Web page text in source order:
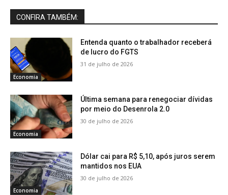
CONFIRA TAMBÉM:
Economia
Entenda quanto o trabalhador receberá
de lucro do FGTS
31 de julho de 2026
Economia
Última semana para renegociar dívidas
por meio do Desenrola 2.0
30 de julho de 2026
Economia
Dólar cai para R$ 5,10, após juros serem
mantidos nos EUA
30 de julho de 2026